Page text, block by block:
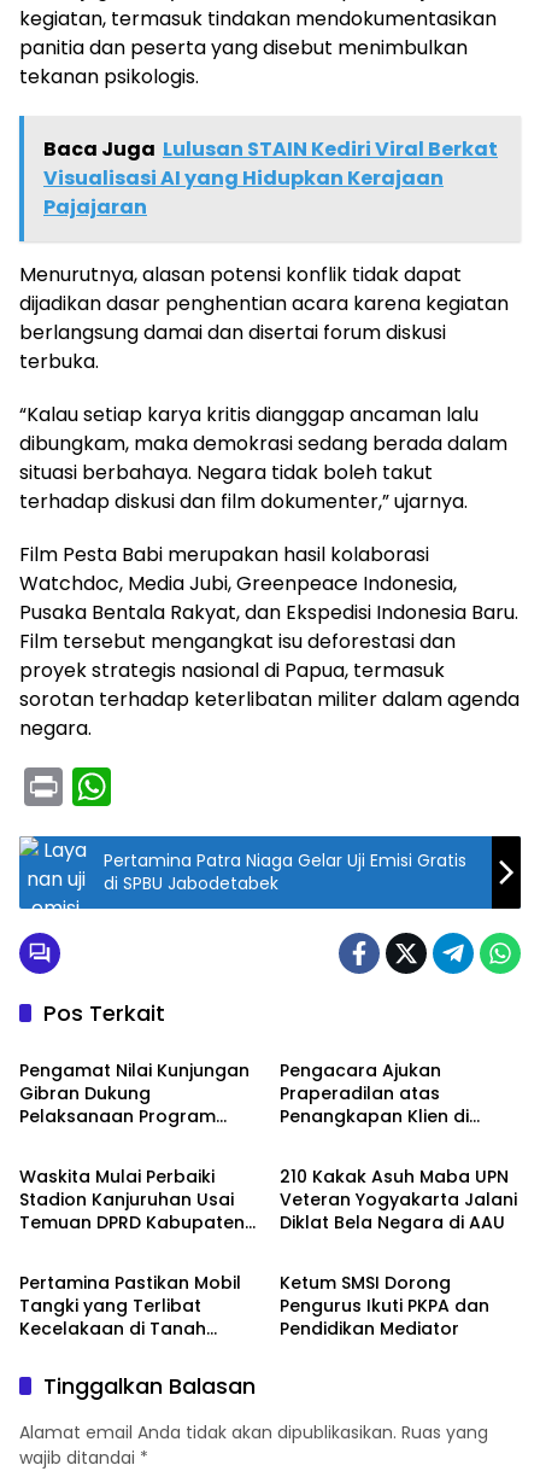
kegiatan, termasuk tindakan mendokumentasikan
panitia dan peserta yang disebut menimbulkan
tekanan psikologis.
Baca Juga Lulusan STAIN Kediri Viral Berkat
Visualisasi AI yang Hidupkan Kerajaan
Pajajaran
Menurutnya, alasan potensi konflik tidak dapat
dijadikan dasar penghentian acara karena kegiatan
berlangsung damai dan disertai forum diskusi
terbuka.
“Kalau setiap karya kritis dianggap ancaman lalu
dibungkam, maka demokrasi sedang berada dalam
situasi berbahaya. Negara tidak boleh takut
terhadap diskusi dan film dokumenter,” ujarnya.
Film Pesta Babi merupakan hasil kolaborasi
Watchdoc, Media Jubi, Greenpeace Indonesia,
Pusaka Bentala Rakyat, dan Ekspedisi Indonesia Baru.
Film tersebut mengangkat isu deforestasi dan
proyek strategis nasional di Papua, termasuk
sorotan terhadap keterlibatan militer dalam agenda
negara.
Pr
in
t
h
a
ts
p
Pertamina Patra Niaga Gelar Uji Emisi Gratis
di SPBU Jabodetabek
Pos Terkait
Nasional
Pengamat Nilai Kunjungan
Gibran Dukung
Pelaksanaan Program
Pengacara Ajukan
Praperadilan atas
Penangkapan Klien di
Nasional
Waskita Mulai Perbaiki
Stadion Kanjuruhan Usai
Temuan DPRD Kabupaten
Nasional
210 Kakak Asuh Maba UPN
Veteran Yogyakarta Jalani
Diklat Bela Negara di AAU
Nasional
Pertamina Pastikan Mobil
Tangki yang Terlibat
Kecelakaan di Tanah
Operasional
Nasional
Ketum SMSI Dorong
Pengurus Ikuti PKPA dan
Pendidikan Mediator
Tinggalkan Balasan
Alamat email Anda tidak akan dipublikasikan. Ruas yang
wajib ditandai *